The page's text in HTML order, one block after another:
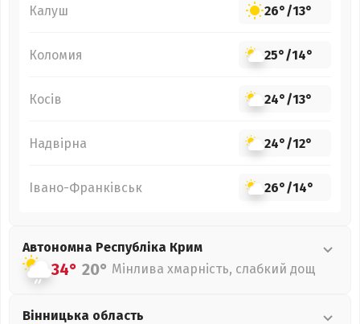
Калуш 26°/13°
Коломия 25°/14°
Косів 24°/13°
Надвірна 24°/12°
Івано-Франківськ 26°/14°
Автономна Республіка Крим
34° 20° Мінлива хмарність, слабкий дощ
Вінницька область